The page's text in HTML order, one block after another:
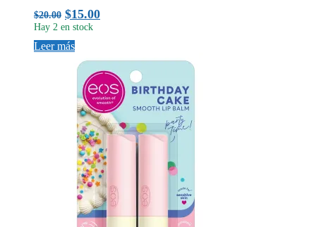
$20.00 Original
price
was:
$20.00.
$15.00Current
$15.00.
Hay 2 en stock
Leer más